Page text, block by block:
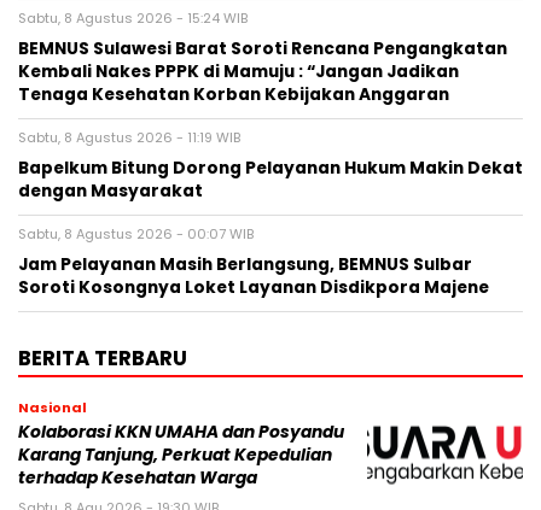
Sabtu, 8 Agustus 2026 - 15:24 WIB
BEMNUS Sulawesi Barat Soroti Rencana Pengangkatan
Kembali Nakes PPPK di Mamuju : “Jangan Jadikan
Tenaga Kesehatan Korban Kebijakan Anggaran
Sabtu, 8 Agustus 2026 - 11:19 WIB
Bapelkum Bitung Dorong Pelayanan Hukum Makin Dekat
dengan Masyarakat
Sabtu, 8 Agustus 2026 - 00:07 WIB
Jam Pelayanan Masih Berlangsung, BEMNUS Sulbar
Soroti Kosongnya Loket Layanan Disdikpora Majene
BERITA TERBARU
Nasional
Kolaborasi KKN UMAHA dan Posyandu
Karang Tanjung, Perkuat Kepedulian
terhadap Kesehatan Warga